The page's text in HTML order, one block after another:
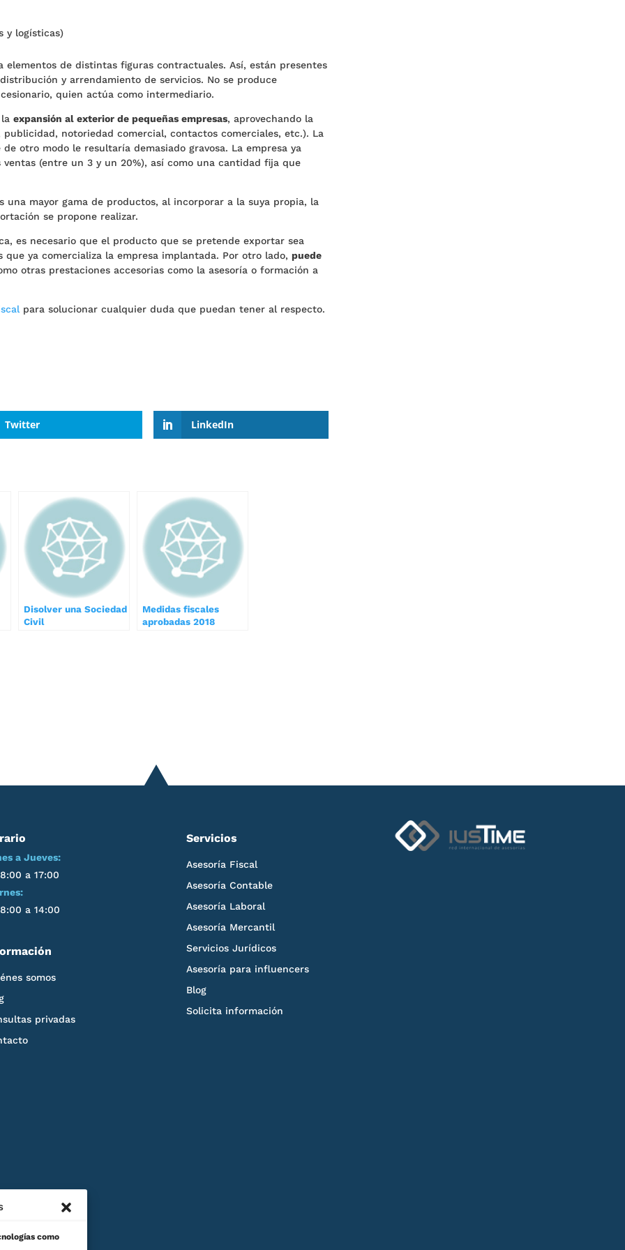
como
y logísticas)
de distintas figuras contractuales. Así, están presentes
y arrendamiento de servicios. No se produce
quien actúa como intermediario.
laexpansión al exterior de pequeñas empresas, aprovechando la
notoriedad comercial, contactos comerciales, etc.). La
otro modo le resultaría demasiado gravosa. La empresa ya
(entre un 3 y un 20%), así como una cantidad fija que
una mayor gama de productos, al incorporar a la suya propia, la
se propone realizar.
es necesario que el producto que se pretende exportar sea
ya comercializa la empresa implantada. Por otro lado,puede
otras prestaciones accesorias como la asesoría o formación a
para solucionar cualquier duda que puedan tener al respecto.
Twitter LinkedIn
Disolver una Sociedad
Civil
Medidas fiscales
aprobadas 2018
a Jueves:
a 17:00
a 14:00
somos
privadas
Servicios
Asesoría Fiscal
Asesoría Contable
Asesoría Laboral
Asesoría Mercantil
Servicios Jurídicos
Asesoría para influencers
Blog
Solicita información